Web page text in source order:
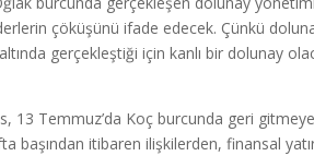
çöküşünü ifade edecek. Çünkü
gerçekleştiği için kanlı bir dolunay
13 Temmuz’da Koç burcunda geri
itibaren ilişkilerden, finansal